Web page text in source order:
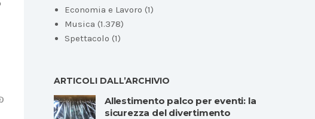
Economia e Lavoro (1)
Musica (1.378)
Spettacolo (1)
ARTICOLI DALL’ARCHIVIO
Allestimento palco per eventi: la
sicurezza del divertimento